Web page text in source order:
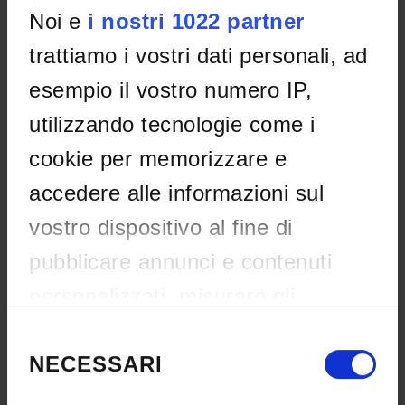
Noi e i nostri 1022 partner
trattiamo i vostri dati personali, ad
esempio il vostro numero IP,
utilizzando tecnologie come i
cookie per memorizzare e
accedere alle informazioni sul
vostro dispositivo al fine di
pubblicare annunci e contenuti
pubblico e sviluppare i servizi.
del
consenso
NECESSARI
3 Servizi
SERVICE MANAGED BY:
Unit International Office